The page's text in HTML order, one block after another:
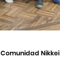
Comunidad Nikkei